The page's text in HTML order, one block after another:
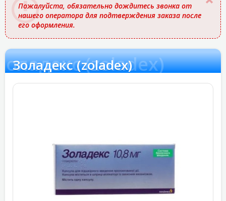
Пожалуйста, обязательно дождитесь звонка от
нашего оператора для подтверждения заказа после
его оформления.
(zoladex)
Золадекс (zoladex)